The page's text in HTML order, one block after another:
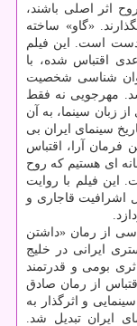
اثر اصلی باشند،
«گاو» ساخته
دست است. این فیلم
اقتباس شده، با
شناسی شخصیت
مهرجویی نه فقط
زبان سینما، به آن
سینمای ایران بی
فرمان آرا، اقتباس
ای هستیم که روح
این فیلم با روایت
اشرافیت قاجاری و
از رمان «داشتن
ایرانی در خلیج
بومی و قدرتمند
از رمان صادق
و اثرگذار به
ایران تبدیل شد.